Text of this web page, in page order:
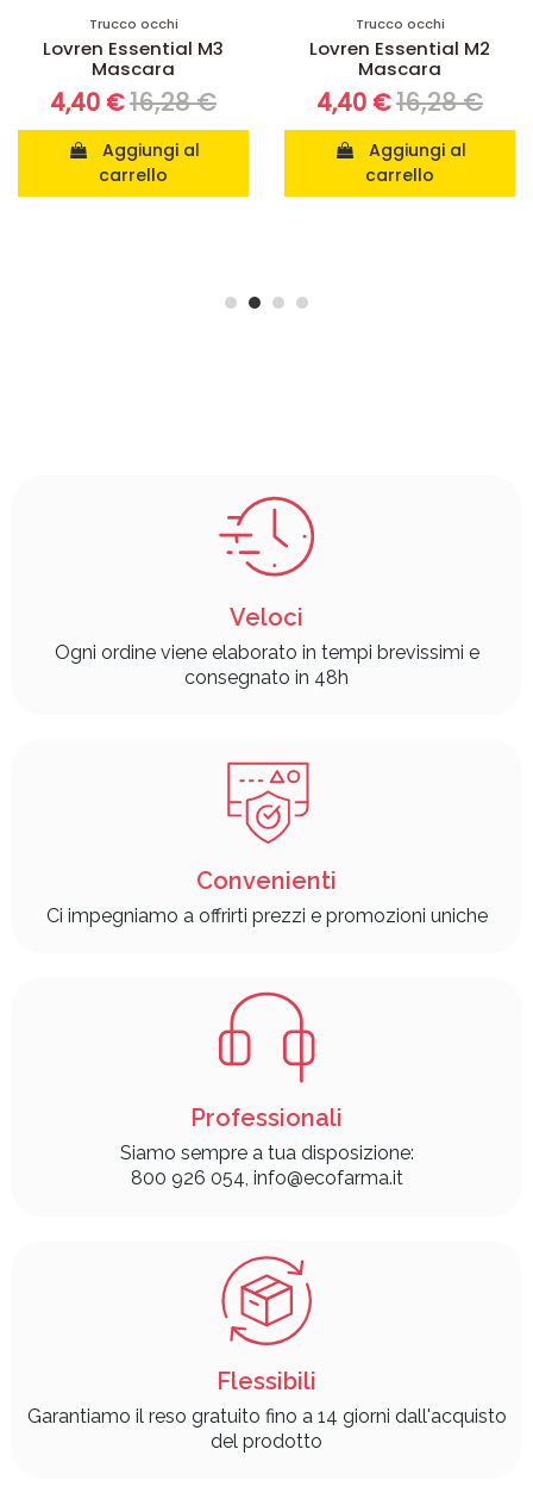
Trucco occhi
Lovren Essential M3
Mascara
4,40 €16,28 €
carrello
Trucco occhi
Lovren Essential M2
Mascara
4,40 €16,28 €
carrello
Veloci
Ogni ordine viene elaborato in tempi brevissimi e
consegnato in 48h
Convenienti
Ci impegniamo a offrirti prezzi e promozioni uniche
Professionali
Siamo sempre a tua disposizione:
800 926 054, info@ecofarma.it
Flessibili
Garantiamo il reso gratuito fino a 14 giorni dall'acquisto
del prodotto